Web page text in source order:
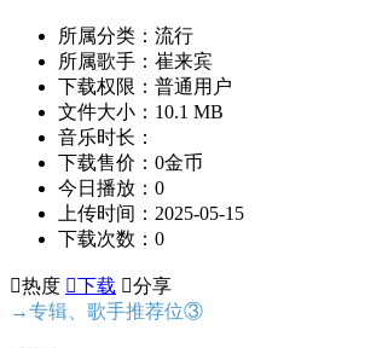
所属分类：流行
所属歌手：崔来宾
下载权限：普通用户
文件大小：10.1 MB
音乐时长：
下载售价：0金币
今日播放：0
上传时间：2025-05-15
下载次数：0
热度 下载 分享
→专辑、歌手推荐位③